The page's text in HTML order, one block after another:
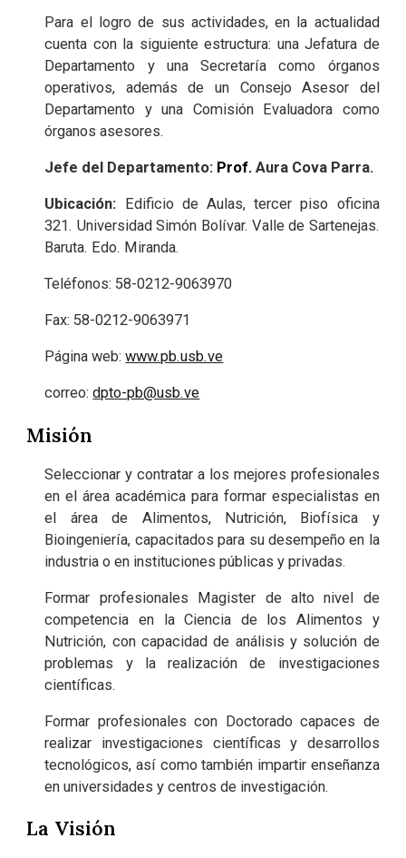
Para el logro de sus actividades, en la actualidad
cuenta con la siguiente estructura: una Jefatura de
Departamento y una Secretaría como órganos
operativos, además de un Consejo Asesor del
Departamento y una Comisión Evaluadora como
órganos asesores.
Jefe del Departamento: Prof.Aura Cova Parra.
Ubicación: Edificio de Aulas, tercer piso oficina
321. Universidad Simón Bolívar. Valle de Sartenejas.
Baruta. Edo. Miranda.
Teléfonos: 58-0212-9063970
Fax: 58-0212-9063971
Página web:www.pb.usb.ve
correo:dpto-pb@usb.ve
Misión
Seleccionar y contratar a los mejores profesionales
en el área académica para formar especialistas en
el área de Alimentos, Nutrición, Biofísica y
Bioingeniería, capacitados para su desempeño en la
industria o en instituciones públicas y privadas.
Formar profesionales Magister de alto nivel de
competencia en la Ciencia de los Alimentos y
Nutrición, con capacidad de análisis y solución de
problemas y la realización de investigaciones
científicas.
Formar profesionales con Doctorado capaces de
realizar investigaciones científicas y desarrollos
tecnológicos, así como también impartir enseñanza
en universidades y centros de investigación.
La Visión